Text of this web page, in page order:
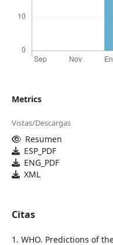
Metrics
Vistas/Descargas
Resumen
ESP_PDF
ENG_PDF
XML
Citas
1. WHO. Predictions of